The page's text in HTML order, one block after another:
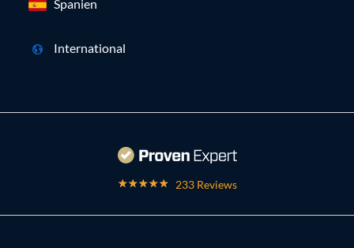
Spanien
International
233 Reviews